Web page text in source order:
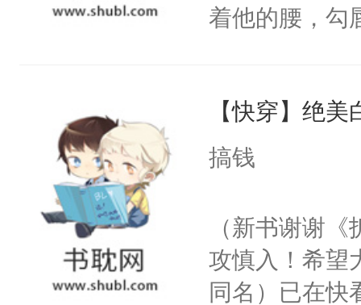
着他的腰，勾
来，给老公
用力——为你
【快穿】绝
搞钱
（新书谢谢
攻慎入！希望
同名）已在快